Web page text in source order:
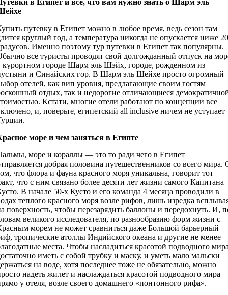
путевку в Египет можно в любое время, ведь сезон там
круглый год, а температура никогда не опускается ниже 20
Именно поэтому тур путевки в Египет так популярны.
все туристы проводят свой долгожданный отпуск на
курортном городе Шарм эль Шэйх, городе, рожденном из
и Синайских гор. В Шарм эль Шейхе просто огромный
отелей, как вип уровня, предлагающие своим гостям
отдых, так и недорогие отличающиеся
Кстати, многие отели работают по концепции все
и, поверьте, египетский all inclusive ничем не уступает
море и чем заняться в Египте
море и кораллы — это то ради чего в Египет
добрая половина путешественников со всего мира.
что флора и фауна красного моря уникальна, говорит тот
что с ним связано более десяти лет жизни самого Капитана
В начале 50-х Кусто и его команда 4 месяца проводили в
теплого красного моря возле рифов, лишь изредка
поверхность, чтобы перезарядить баллоны и передохнуть. И,
великого исследователя, по разнообразию форм жизни с
морем не может сравниться даже Большой барьерный
тропические атоллы Индийского океана и другие не менее
места. Чтобы насладиться красотой подводного
иметь с собой трубку и маску, и уметь мало мальски
на воде, хотя последнее тоже не обязательно, можно
надеть жилет и наслаждаться красотой подводного мира
у отеля, возле своего домашнего «понтонного рифа».